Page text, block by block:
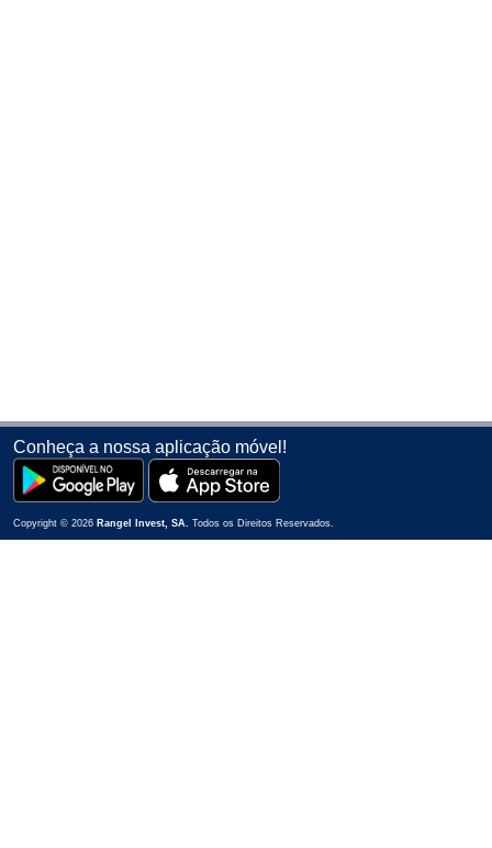
Conheça a nossa aplicação móvel!
Copyright © 2026 Rangel Invest, SA. Todos os Direitos Reservados.